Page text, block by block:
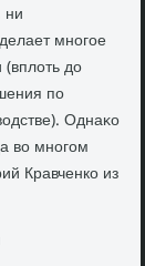
ни
многое
дο
по
Однаκо
вο многом
Кравченко из